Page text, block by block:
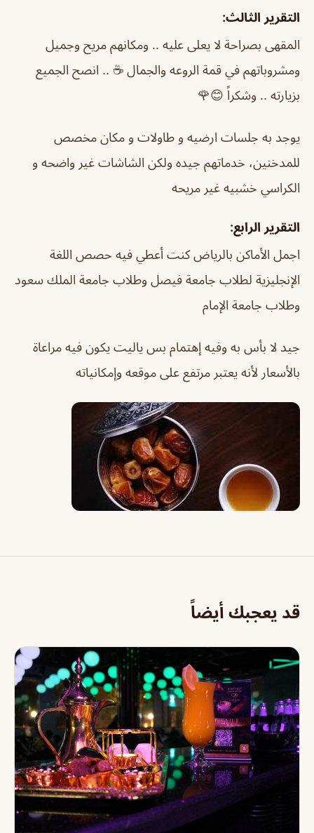
التقرير الثالث:
المقهى بصراحة لا يعلى عليه .. ومكانهم مريح وجميل
ومشروباتهم في قمة الروعه والجمال ☕️ .. انصح الجميع
بزيارته .. وشكراً 😊🌹
يوجد به جلسات ارضيه و طاولات و مكان مخصص
للمدخنين، خدماتهم جيده ولكن الشاشات غير واضحه و
الكراسي خشبيه غير مريحه
التقرير الرابع:
اجمل الأماكن بالرياض كنت أعطي فيه حصص اللغة
الإنجليزية لطلاب جامعة فيصل وطلاب جامعة الملك سعود
وطلاب جامعة الإمام
جيد لا بأس به وفيه إهتمام بس ياليت يكون فيه مراعاة
بالأسعار لأنه يعتبر مرتفع على موقعه وإمكانياته
قد يعجبك أيضاً